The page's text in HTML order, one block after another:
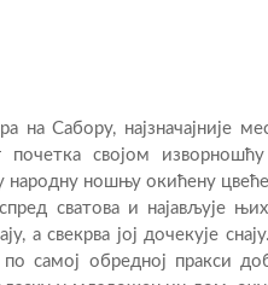
на Сабору, најзначајније
почетка својом
народну ношњу окићену
сватова и најављује
а свекрва јој дочекује
по самој обредној пракси